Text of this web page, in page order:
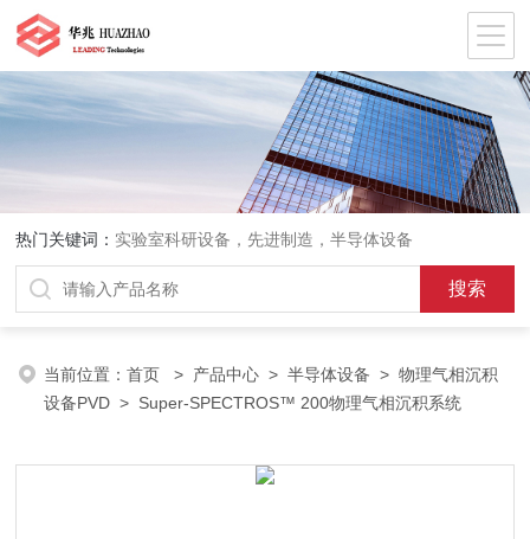
热门关键词： 实验室科研设备，先进制造，半导体设备
当前位置：首页 > 产品中心 >半导体设备 >物理气相沉积
设备PVD > Super-SPECTROS™ 200物理气相沉积系统